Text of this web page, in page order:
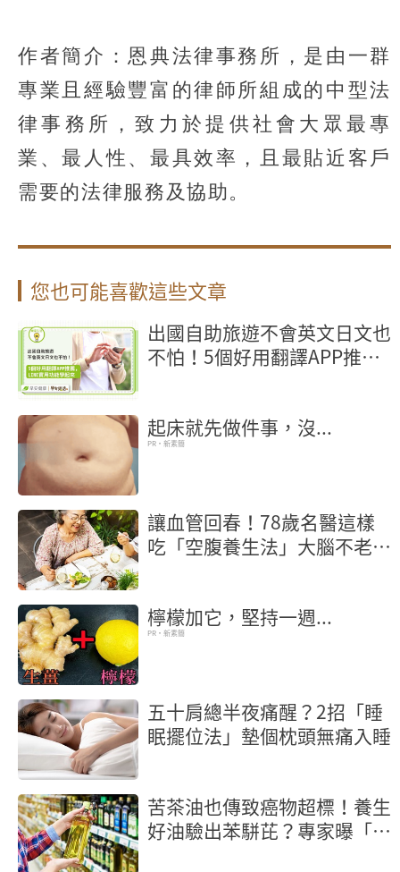
作者簡介：恩典法律事務所，是由一群
專業且經驗豐富的律師所組成的中型法
律事務所，致力於提供社會大眾最專
業、最人性、最具效率，且最貼近客戶
需要的法律服務及協助。
您也可能喜歡這些文章
出國自助旅遊不會英文日文也
不怕！5個好用翻譯APP推
起床就先做件事，沒...
PR・新素簡
讓血管回春！78歲名醫這樣
吃「空腹養生法」大腦不老又
檸檬加它，堅持一週...
PR・新素簡
五十肩總半夜痛醒？2招「睡
眠擺位法」墊個枕頭無痛入睡
苦茶油也傳致癌物超標！養生
好油驗出苯駢芘？專家曝「製